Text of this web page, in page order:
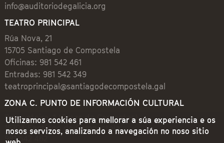
info@auditoriodegalicia.org
TEATRO PRINCIPAL
Rúa Nova, 21
15705 Santiago de Compostela
Oficinas: 981 542 461
Entradas: 981 542 349
teatroprincipal@santiagodecompostela.gal
ZONA C. PUNTO DE INFORMACIÓN CULTURAL
Preguntoiro, 1 (Praza de Cervantes)
15704 Santiago de Compostela
981 542 462
Utilizamos cookies para mellorar a súa experiencia e os
nosos servizos, analizando a navegación no noso sitio